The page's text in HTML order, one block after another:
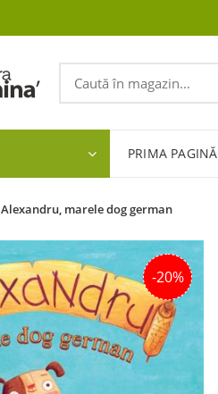
PRIMA PAGINĂ
Alexandru, marele dog german
-20%